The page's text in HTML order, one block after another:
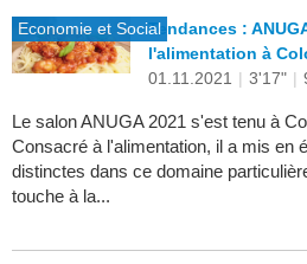
Economie et SocialTendances :
l'alimentation à
01.11.2021 | 3'17" |
Le salon ANUGA 2021 s'est tenu à
Consacré à l'alimentation, il a mis en
distinctes dans ce domaine
touche à la...